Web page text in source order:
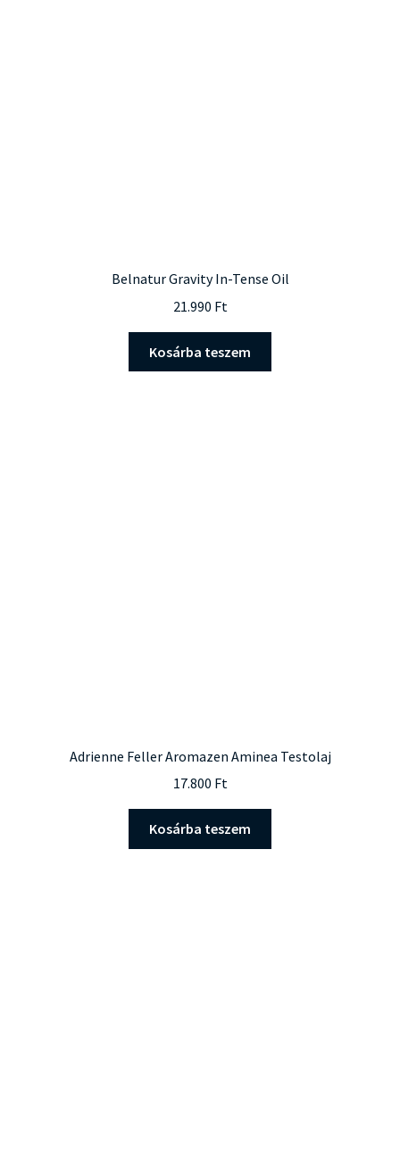
Belnatur Gravity In-Tense Oil
21.990 Ft
Kosárba teszem
Adrienne Feller Aromazen Aminea Testolaj
17.800 Ft
Kosárba teszem